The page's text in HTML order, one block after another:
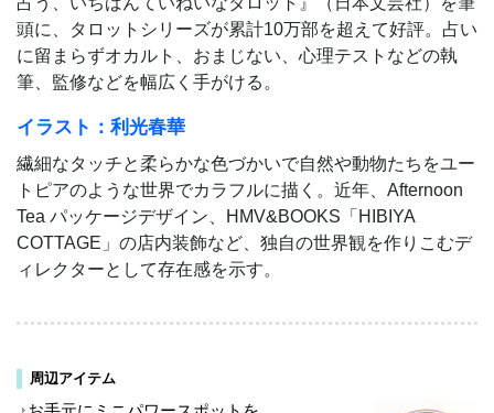
頭に、タロットシリーズが累計10万部を超えて好評。占い
に留まらずオカルト、おまじない、心理テストなどの執
筆、監修などを幅広く手がける。
イラスト：利光春華
繊細なタッチと柔らかな色づかいで自然や動物たちをユー
トピアのような世界でカラフルに描く。近年、Afternoon
Tea パッケージデザイン、HMV&BOOKS「HIBIYA
COTTAGE」の店内装飾など、独自の世界観を作りこむデ
ィレクターとして存在感を示す。